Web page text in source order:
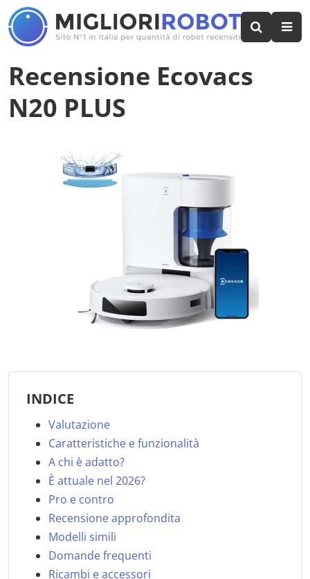
Recensione Ecovacs
N20 PLUS
INDICE
Valutazione
Caratteristiche e funzionalità
A chi è adatto?
È attuale nel 2026?
Pro e contro
Recensione approfondita
Modelli simili
Domande frequenti
Ricambi e accessori